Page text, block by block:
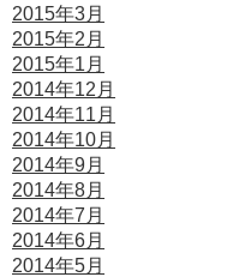
2015年3月
2015年2月
2015年1月
2014年12月
2014年11月
2014年10月
2014年9月
2014年8月
2014年7月
2014年6月
2014年5月